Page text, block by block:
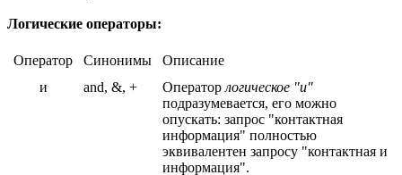
Логические операторы:
Оператор Синонимы
Описание
и
and, &, + Оператор логическое "и"
подразумевается, его можно
опускать: запрос "контактная
информация" полностью
эквивалентен запросу "контактная и
информация".